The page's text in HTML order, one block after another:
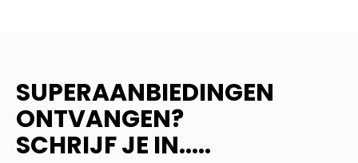
SUPERAANBIEDINGEN
ONTVANGEN?
SCHRIJF JE IN.....